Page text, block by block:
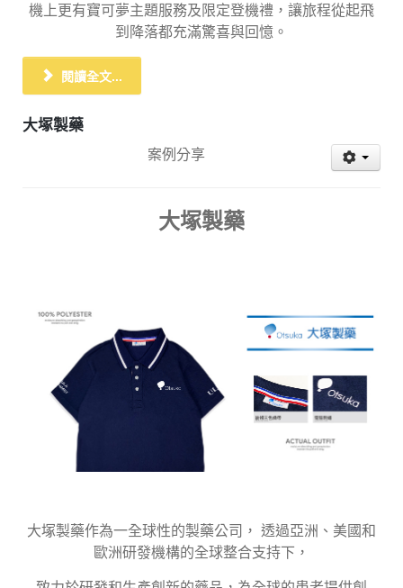
機上更有寶可夢主題服務及限定登機禮，讓旅程從起飛
到降落都充滿驚喜與回憶。
閱讀全文...
大塚製藥
案例分享
大塚製藥
大塚製藥作為一全球性的製藥公司， 透過亞洲、美國和
歐洲研發機構的全球整合支持下，